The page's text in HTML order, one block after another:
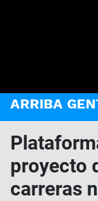
ARRIBA
proyecto
carreras